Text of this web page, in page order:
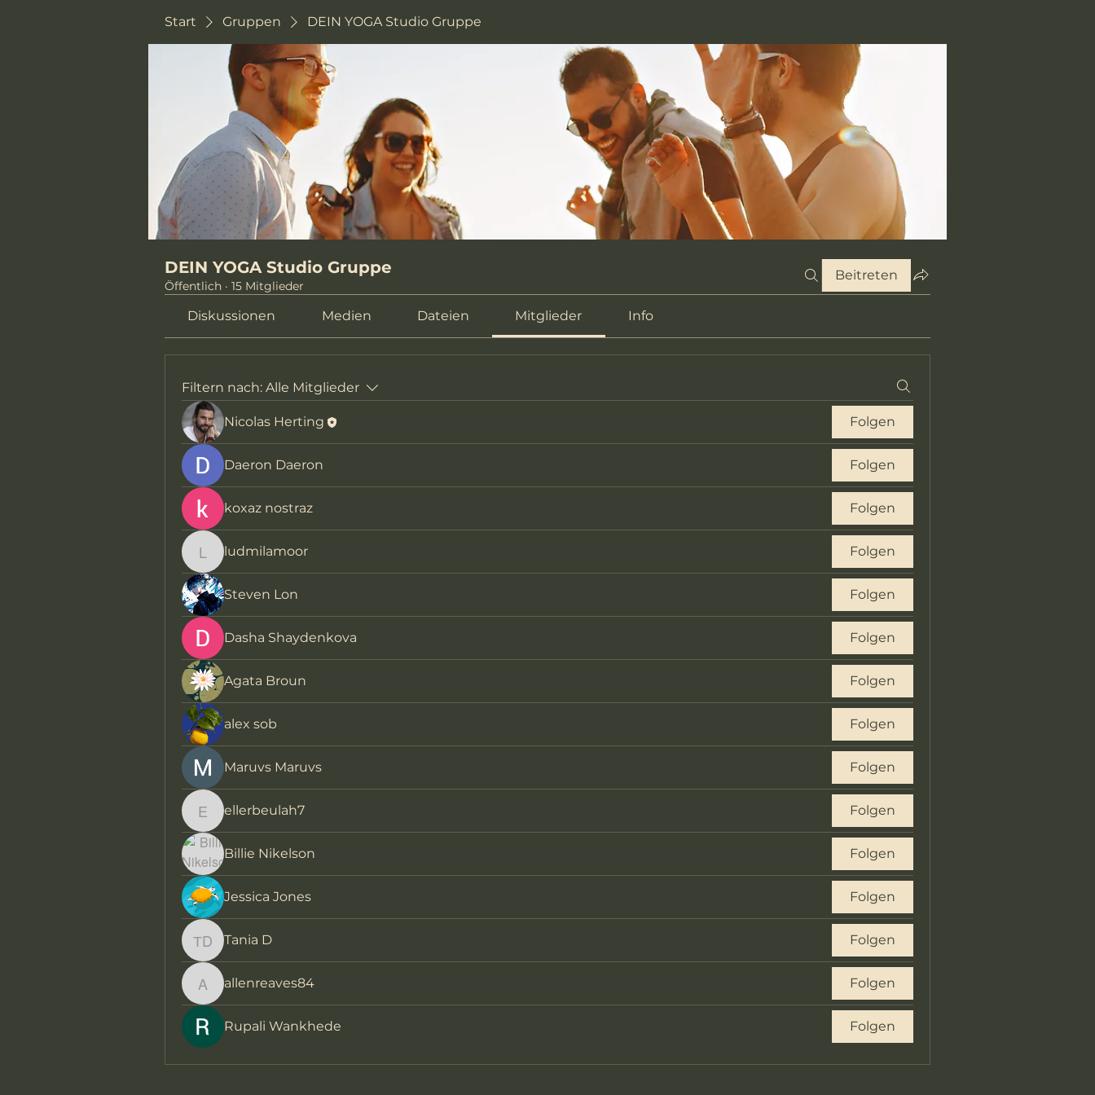
Start Gruppen DEIN YOGA Studio Gruppe
DEIN YOGA Studio Gruppe
Öffentlich · 15 Mitglieder
Beitreten
Diskussionen Medien Dateien Mitglieder Info
Filtern nach: Alle Mitglieder
Nicolas Herting Folgen
Daeron Daeron Folgen
koxaz nostraz Folgen
ludmilamoor
ludmilamoor Folgen
Steven Lon Folgen
Dasha Shaydenkova Folgen
Agata Broun Folgen
alex sob Folgen
Maruvs Maruvs Folgen
ellerbeulah7
ellerbeulah7 Folgen
Billie Nikelson Folgen
Jessica Jones Folgen
Тania D
Тania D Folgen
allenreaves84
allenreaves84 Folgen
Rupali Wankhede Folgen